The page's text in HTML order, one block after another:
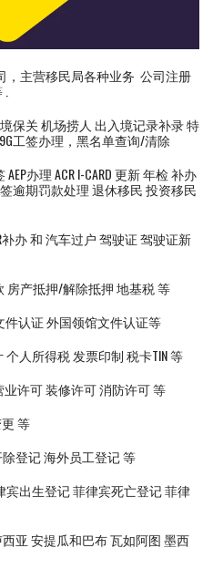
，主营移民局各种业务 公司注册
保关 机场捞人 出入境记录补录 特
工签办理，黑名单查询/清除
办理 ACR I-CARD 更新 年检 补办
逾期罚款处理 退休移民 投资移民
补办 和 汽车过户 驾驶证 驾驶证新
房产抵押/解除抵押 地基税 等
件认证 外国领馆文件认证等
人所得税 发票印制 税卡TIN 等
许可 装修许可 消防许可 等
等
除登记 海外员工登记 等
宾出生登记 菲律宾死亡登记 菲律
亚 安提瓜和巴布 瓦如阿图 墨西